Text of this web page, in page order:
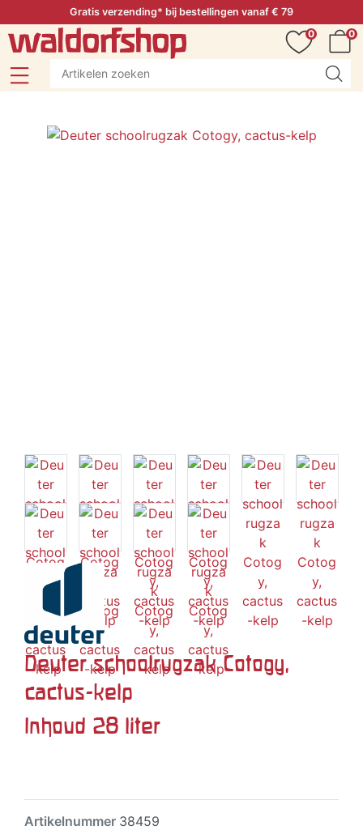
Gratis verzending* bij bestellingen vanaf € 79
0
0
Deuter schoolrugzak Cotogy,
cactus-kelp
Inhoud 28 liter
Artikelnummer 38459